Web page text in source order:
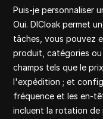
Puis-je personnaliser
Oui. DICloak permet
tâches, vous pouvez
produit, catégories
champs tels que le
l'expédition ; et
fréquence et les en-
incluent la rotation